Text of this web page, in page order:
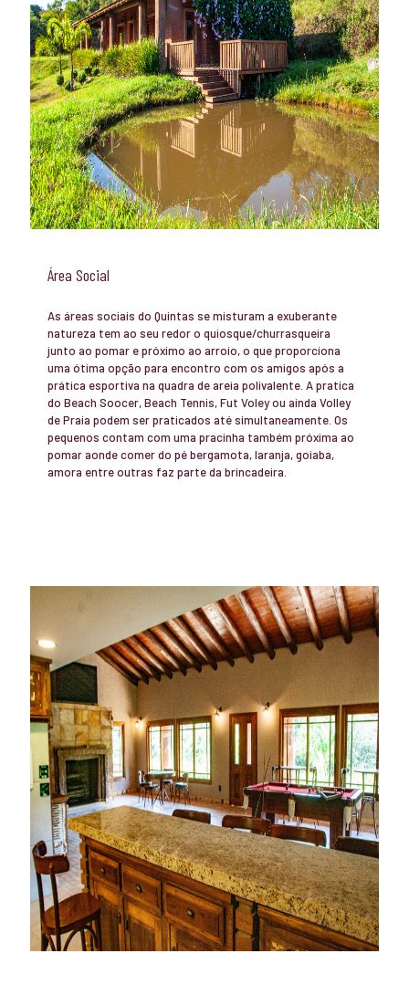
Área Social
As áreas sociais do Quintas se misturam a exuberante
natureza tem ao seu redor o quiosque/churrasqueira
junto ao pomar e próximo ao arroio, o que proporciona
uma ótima opção para encontro com os amigos após a
prática esportiva na quadra de areia polivalente. A pratica
do Beach Soocer, Beach Tennis, Fut Voley ou ainda Volley
de Praia podem ser praticados até simultaneamente. Os
pequenos contam com uma pracinha também próxima ao
pomar aonde comer do pé bergamota, laranja, goiaba,
amora entre outras faz parte da brincadeira.